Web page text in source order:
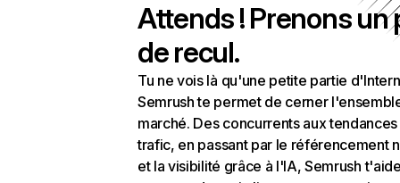
Attends ! Prenons un
de recul.
Tu ne vois là qu'une petite partie
Semrush te permet de cerner
marché. Des concurrents aux
trafic, en passant par le référencement
et la visibilité grâce à l'IA, Semrush